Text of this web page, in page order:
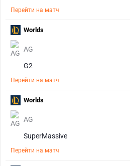
Перейти на матч
AG
G2
Перейти на матч
Worlds
AG
SuperMassive
Перейти на матч
Worlds